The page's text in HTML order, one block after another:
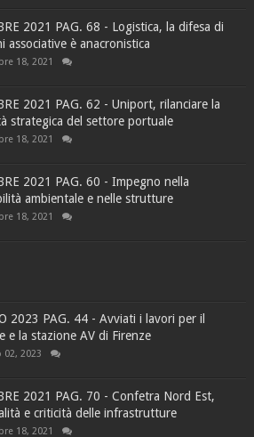
2021 PAG. 68 - Logistica, la difesa di
associative è anacronistica
18, 2021
2021 PAG. 62 - Uniport, rilanciare la
strategica del settore portuale
18, 2021
2021 PAG. 60 - Impegno nella
ambientale e nelle strutture
18, 2021
2023 PAG. 44 - Avviati i lavori per il
e la stazione AV di Firenze
02, 2023
2021 PAG. 70 - Confetra Nord Est,
e criticità delle infrastrutture
18, 2021